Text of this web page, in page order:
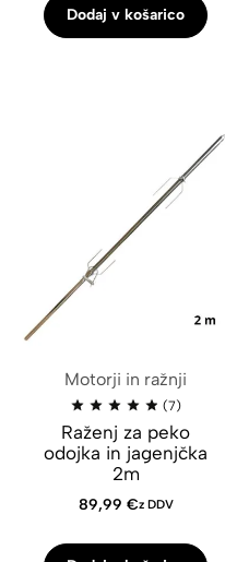
Dodaj v košarico
Motorji in ražnji
(7)
Raženj za peko
odojka in jagenjčka
2m
89,99 €z DDV